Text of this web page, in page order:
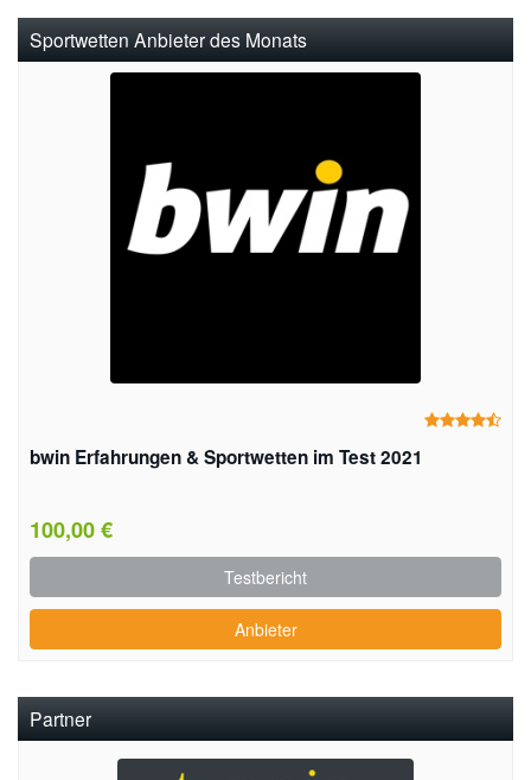
Sportwetten Anbieter des Monats
bwin Erfahrungen & Sportwetten im Test 2021
100,00 €
Testbericht
Anbieter
Partner